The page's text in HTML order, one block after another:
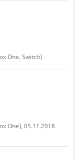
One, Switch)
One), 05.11.2018